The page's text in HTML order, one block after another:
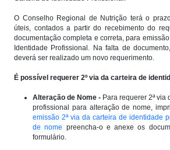
O Conselho Regional de Nutrição terá o
úteis, contados a partir do recebimento do
documentação completa e correta, para
Identidade Profissional. Na falta de
deverá ser realizado um novo requerimento.
É possível requerer 2º via da carteira de
Alteração de Nome - Para requerer 2ª
profissional para alteração de nome,
emissão 2ª via da carteira de identidade
de nome preencha-o e anexe os
formulário.